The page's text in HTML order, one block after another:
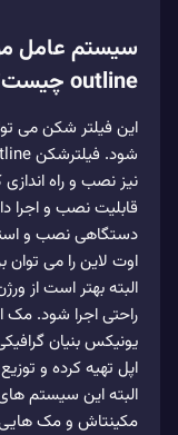
سیستم عامل
outline چیست؟
این فیلتر شکن می
نیز نصب و راه
قابلیت نصب و اجرا
دستگاهی نصب و
اوت لاین را می
البته بهتر است از
راحتی اجرا شود.
یونیکس بنیان
اپل تهیه کرده و
البته این سیستم